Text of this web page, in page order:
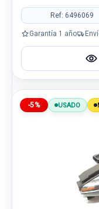
Ref: 6496069
Garantía 1 año
-5% USADO